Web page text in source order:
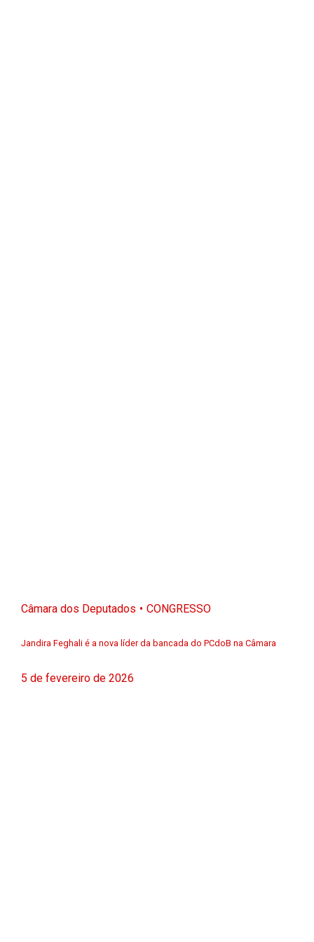
Câmara dos Deputados CONGRESSO
Jandira Feghali é a nova líder da bancada do PCdoB na Câmara
5 de fevereiro de 2026